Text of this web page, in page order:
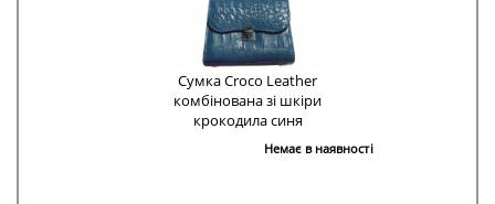
Сумка Croco Leather
комбінована зі шкіри
крокодила синя
Немає в наявності